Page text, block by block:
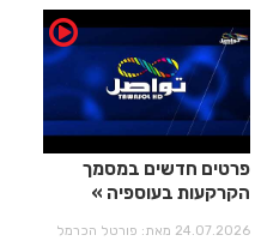
פרטים חדשים במסמך
הקרקעות בעוספיה
24.07.2026 מאת: פורטל הכרמל